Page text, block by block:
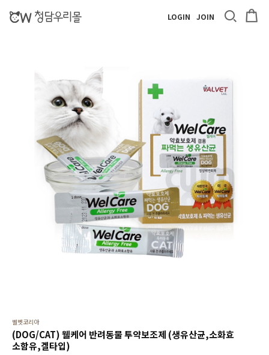
LOGIN JOIN
벨벳코리아
(DOG/CAT) 웰케어 반려동물 투약보조제 (생유산균,소화효
소함유,겔타입)